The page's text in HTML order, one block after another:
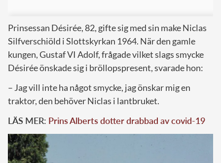
Prinsessan Désirée, 82, gifte sig med sin make Niclas
Silfverschiöld i Slottskyrkan 1964. När den gamle
kungen, Gustaf VI Adolf, frågade vilket slags smycke
Désirée önskade sig i bröllopspresent, svarade hon:
– Jag vill inte ha något smycke, jag önskar mig en
traktor, den behöver Niclas i lantbruket.
LÄS MER: Prins Alberts dotter drabbad av covid-19